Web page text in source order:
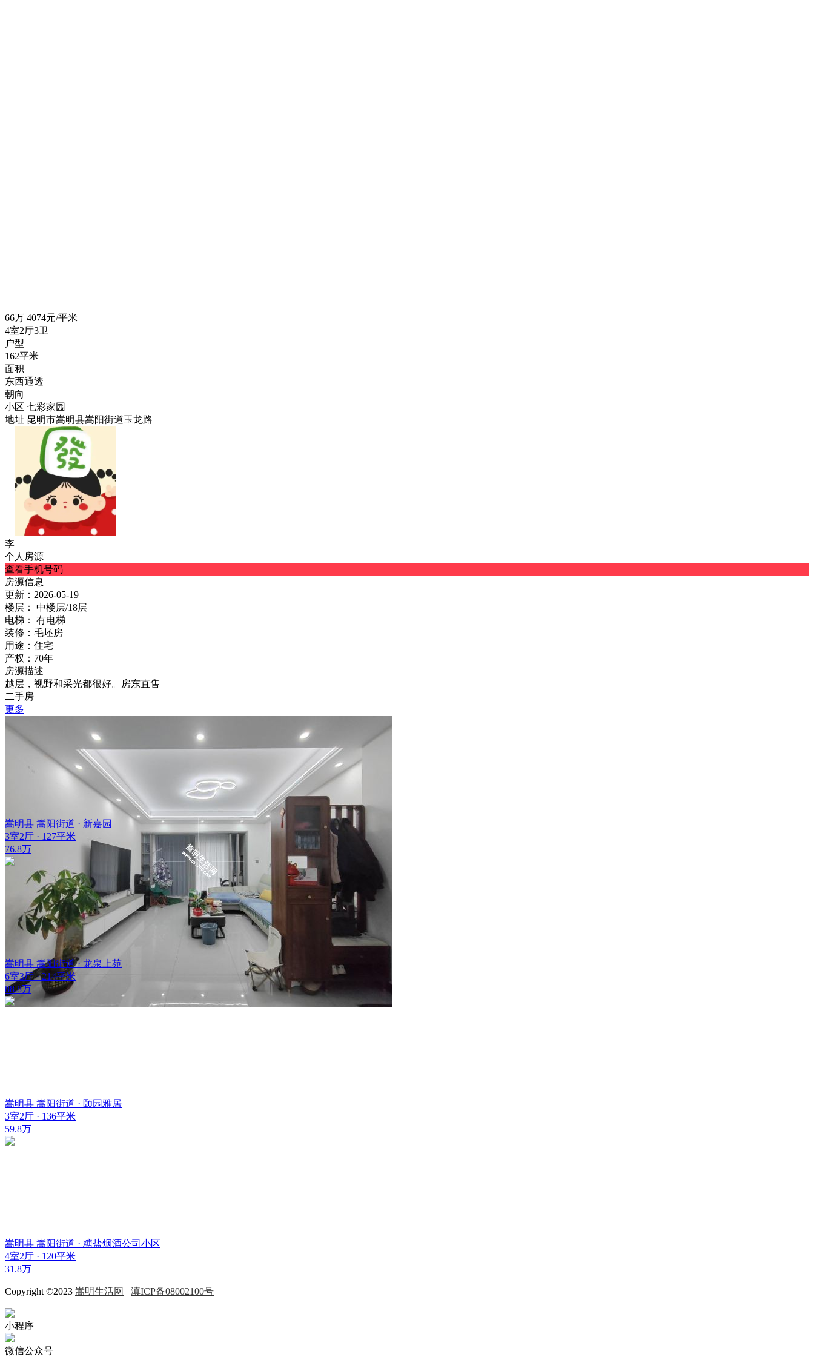
66万 4074元/平米
4室2厅3卫
户型
162平米
面积
东西通透
朝向
小区 七彩家园
地址 昆明市嵩明县嵩阳街道玉龙路
李
个人房源
查看手机号码
房源信息
更新： 2026-05-19
楼层：
中楼层/18层
电梯：
有电梯
装修： 毛坯房
用途： 住宅
产权： 70年
房源描述
越层，视野和采光都很好。房东直售
二手房
更多
嵩明县 嵩阳街道 · 新嘉园
3室2厅 · 127平米
76.8万
嵩明县 嵩阳街道 · 龙泉上苑
6室3厅 · 214平米
88.8万
嵩明县 嵩阳街道 · 颐园雅居
3室2厅 · 136平米
59.8万
嵩明县 嵩阳街道 · 糖盐烟酒公司小区
4室2厅 · 120平米
31.8万
Copyright ©2023 嵩明生活网 滇ICP备08002100号
小程序
微信公众号